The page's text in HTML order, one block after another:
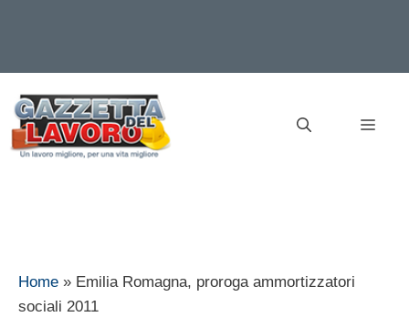
contenuto
Home » Emilia Romagna, proroga ammortizzatori
sociali 2011